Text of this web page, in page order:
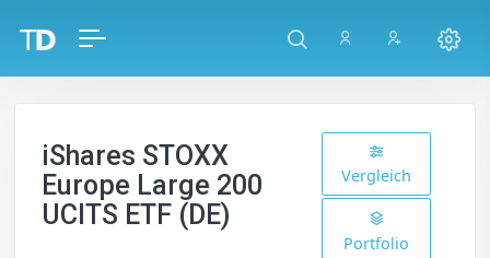
iShares STOXX
Europe Large 200
UCITS ETF (DE)
Vergleich
Portfolio